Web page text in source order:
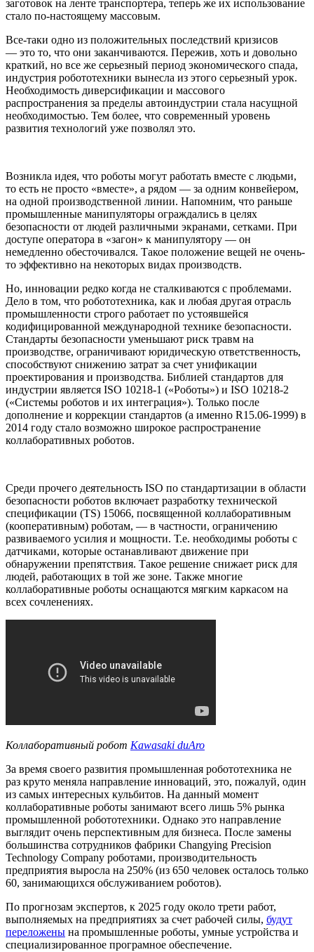
заготовок на ленте транспортера, теперь же их использование
стало по-настоящему массовым.
Все-таки одно из положительных последствий кризисов
— это то, что они заканчиваются. Пережив, хоть и довольно
краткий, но все же серьезный период экономического спада,
индустрия робототехники вынесла из этого серьезный урок.
Необходимость диверсификации и массового
распространения за пределы автоиндустрии стала насущной
необходимостью. Тем более, что современный уровень
развития технологий уже позволял это.
Возникла идея, что роботы могут работать вместе с людьми,
то есть не просто «вместе», а рядом — за одним конвейером,
на одной производственной линии. Напомним, что раньше
промышленные манипуляторы ограждались в целях
безопасности от людей различными экранами, сетками. При
доступе оператора в «загон» к манипулятору — он
немедленно обесточивался. Такое положение вещей не очень-
то эффективно на некоторых видах производств.
Но, инновации редко когда не сталкиваются с проблемами.
Дело в том, что робототехника, как и любая другая отрасль
промышленности строго работает по устоявшейся
кодифицированной международной технике безопасности.
Стандарты безопасности уменьшают риск травм на
производстве, ограничивают юридическую ответственность,
способствуют снижению затрат за счет унификации
проектирования и производства. Библией стандартов для
индустрии является ISO 10218-1 («Роботы») и ISO 10218-2
(«Системы роботов и их интеграция»). Только после
дополнение и коррекции стандартов (а именно R15.06-1999) в
2014 году стало возможно широкое распространение
коллаборативных роботов.
Среди прочего деятельность ISO по стандартизации в области
безопасности роботов включает разработку технической
спецификации (TS) 15066, посвященной коллаборативным
(кооперативным) роботам, — в частности, ограничению
развиваемого усилия и мощности. Т.е. необходимы роботы с
датчиками, которые останавливают движение при
обнаружении препятствия. Такое решение снижает риск для
людей, работающих в той же зоне. Также многие
коллаборативные роботы оснащаются мягким каркасом на
всех сочленениях.
Коллаборативный робот Kawasaki duAro
За время своего развития промышленная робототехника не
раз круто меняла направление инноваций, это, пожалуй, один
из самых интересных кульбитов. На данный момент
коллаборативные роботы занимают всего лишь 5% рынка
промышленной робототехники. Однако это направление
выглядит очень перспективным для бизнеса. После замены
большинства сотрудников фабрики Changying Precision
Technology Company роботами, производительность
предприятия выросла на 250% (из 650 человек осталось только
60, занимающихся обслуживанием роботов).
По прогнозам экспертов, к 2025 году около трети работ,
выполняемых на предприятиях за счет рабочей силы, будут
переложены на промышленные роботы, умные устройства и
специализированное програмное обеспечение.